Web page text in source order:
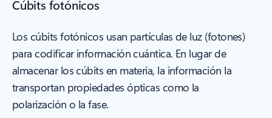
Cúbits fotónicos
Los cúbits fotónicos usan partículas de luz (fotones)
para codificar información cuántica. En lugar de
almacenar los cúbits en materia, la información la
transportan propiedades ópticas como la
polarización o la fase.